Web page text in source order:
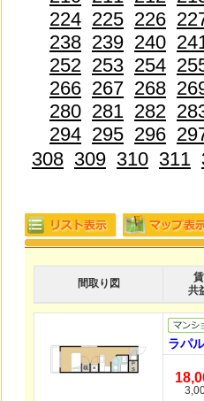
224 225 226
238 239 240
252 253 254
266 267 268
280 281 282
294 295 296
308 309 310 311
間取り図
共
ラパ